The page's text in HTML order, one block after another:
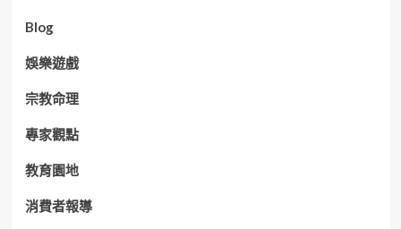
Blog
娛樂遊戲
宗教命理
專家觀點
教育園地
消費者報導